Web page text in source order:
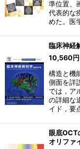
準位置、
代表的な
めた。医
臨床神経
10,560 円
構造と機
側面を詳
では，ア
の詳細な
イド，要
眼底
オリフ